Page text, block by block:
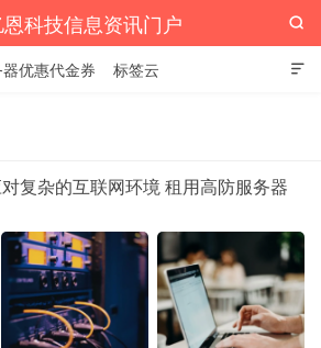
科技信息资讯门户

优惠代金券 标签云

复杂的互联网环境 租用高防服务器